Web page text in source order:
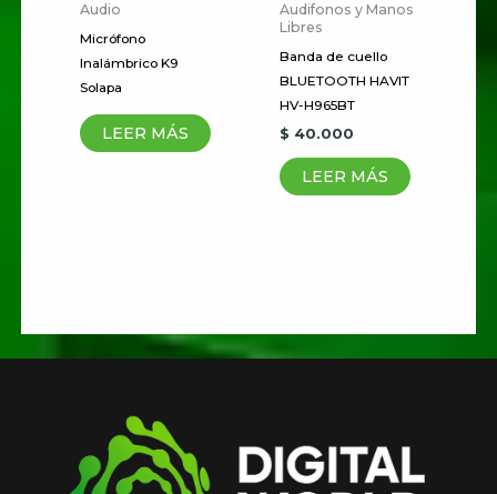
Guardar mi nombre, correo
electrónico y sitio web en este
navegador para la próxima vez
que haga un comentario.
Audio
Micrófono
Inalámbrico K9
Solapa
LEER MÁS
Audifonos y Manos
Libres
Banda de cuello
BLUETOOTH HAVIT
HV-H965BT
$ 40.000
LEER MÁS